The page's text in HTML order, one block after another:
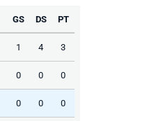
GS DS PT
1 4 3
0 0 0
0 0 0